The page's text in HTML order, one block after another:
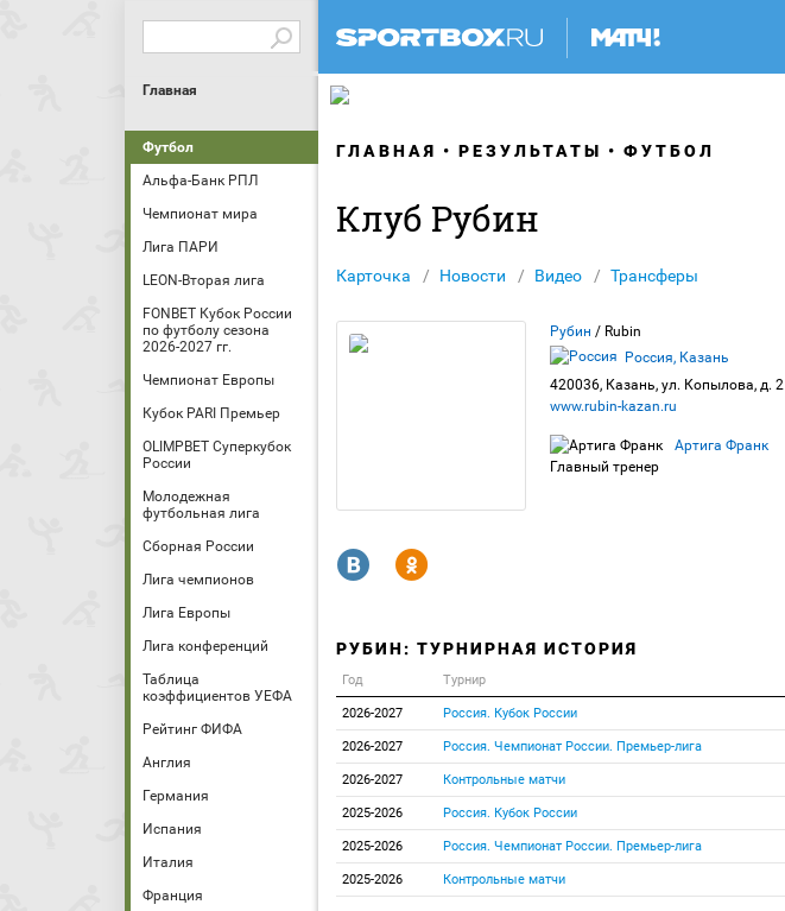
Главная
Футбол
Альфа-Банк РПЛ
Чемпионат мира
Лига ПАРИ
LEON-Вторая лига
FONBET Кубок России
по футболу сезона
2026-2027 гг.
Чемпионат Европы
Кубок PARI Премьер
OLIMPBET Суперкубок
России
Молодежная
футбольная лига
Сборная России
Лига чемпионов
Лига Европы
Лига конференций
Таблица
коэффициентов УЕФА
Рейтинг ФИФА
Англия
Германия
Испания
Италия
Франция
ГЛАВНАЯ РЕЗУЛЬТАТЫ ФУТБОЛ
Клуб Рубин
Карточка Новости Видео Трансферы
Рубин / Rubin
Россия, Казань
420036, Казань, ул. Копылова, д. 2
www.rubin-kazan.ru
Артига Франк
Главный тренер
R Y
РУБИН: ТУРНИРНАЯ ИСТОРИЯ
Год Турнир
2026-2027 Россия. Кубок России
2026-2027 Россия. Чемпионат России. Премьер-лига
2026-2027 Контрольные матчи
2025-2026 Россия. Кубок России
2025-2026 Россия. Чемпионат России. Премьер-лига
2025-2026 Контрольные матчи